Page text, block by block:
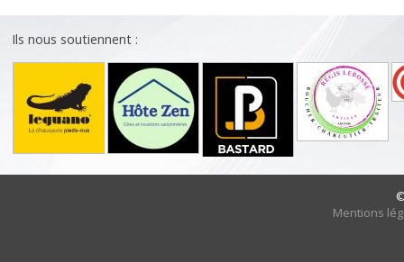
Ils nous soutiennent :
Mentions